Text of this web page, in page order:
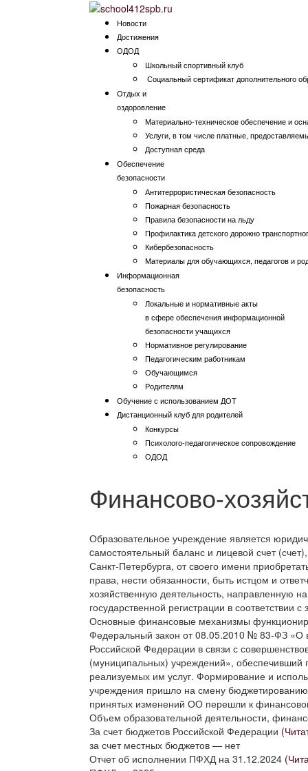
Новости
Достижения
ОДОД
Школьный спортивный клуб
Социальный сертификат дополнительного
Отдых и
оздоровление
Материально-техническое обеспечение и
Услуги, в том числе платные,
Доступная среда
Обеспечение
безопасности
Антитеррористическая безопасность
Пожарная безопасность
Правила безопасности на льду
Профилактика детского дорожно
Кибербезопасность
Материалы для обучающихся, педагогов и
Информационная
безопасность
Локальные и нормативные акты
в сфере обеспечения информационной
безопасности учащихся
Нормативное регулирование
Педагогическим работникам
Обучающимся
Родителям
Обучение с использованием ДОТ
Дистанционный клуб для родителей
Конкурсы
Психолого-педагогическое сопровождение
ОДОД
Финансово-
Образовательное учреждение является
cамостоятельный баланс и лицевой счет
Санкт-Петербурга, от своего имени
права, нести обязанности, быть истцом и
хозяйственную деятельность, направленную
государственной регистрации в соответствии
Основные финансовые механизмы
Федеральный закон от 08.05.2010 № 83-ФЗ «О
Российской Федерации в связи с
(муниципальных) учреждений»,
реализуемых им услуг. Формирование и
учреждения пришло на смену бюджетированию
принятых изменений ОО перешли к
Объем образовательной деятельности,
За счет бюджетов Российской Федерации
за счет местных бюджетов — нет
Отчет об исполнении ПФХД на 31.12.2024